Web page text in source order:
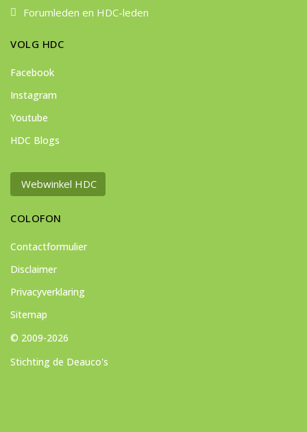
Forumleden en HDC-leden
VOLG HDC
Facebook
Instagram
Youtube
HDC Blogs
Webwinkel HDC
COLOFON
Contactformulier
Disclaimer
Privacyverklaring
Sitemap
© 2009-2026
Stichting de Deauco's